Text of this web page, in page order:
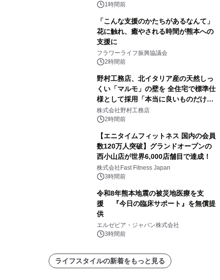
1時間前
「こんな支援のかたちがあるなんて」
花に触れ、癒やされる時間が熊本への
支援に
フラワーライフ振興協議会
2時間前
野村工務店、北イタリア産の天然しっ
くい「マルモ」の壁を 全住宅で標準仕
様として採用「本当に良いものだけに
こだわる」
株式会社野村工務店
2時間前
【エニタイムフィットネス 国内の会員
数120万人突破】グランドオープンの
西小山店が世界6,000店舗目で達成！
株式会社Fast Fitness Japan
3時間前
令和8年熊本地震の被災地医療を支
援 『今日の臨床サポート』を無償提
供
エルゼビア・ジャパン株式会社
3時間前
ライフスタイルの新着をもっと見る